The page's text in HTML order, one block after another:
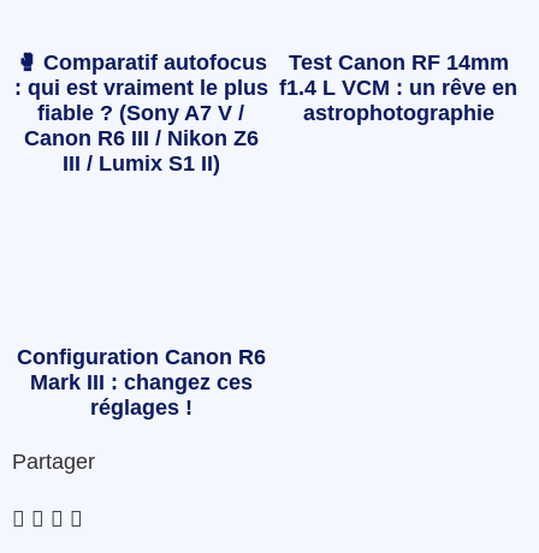
🥊 Comparatif autofocus
: qui est vraiment le plus
fiable ? (Sony A7 V /
Canon R6 III / Nikon Z6
III / Lumix S1 II)
Test Canon RF 14mm
f1.4 L VCM : un rêve en
astrophotographie
Configuration Canon R6
Mark III : changez ces
réglages !
Partager